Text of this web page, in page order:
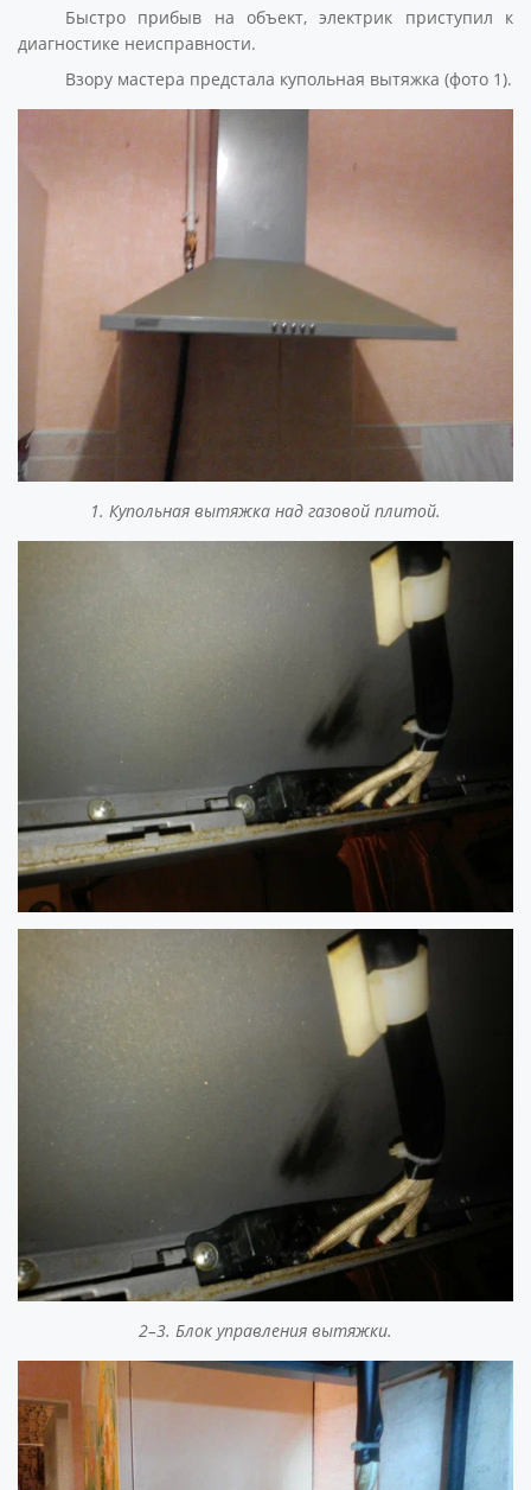
Быстро прибыв на объект, электрик приступил к
диагностике неисправности.
Взору мастера предстала купольная вытяжка (фото 1).
1. Купольная вытяжка над газовой плитой.
2–3. Блок управления вытяжки.